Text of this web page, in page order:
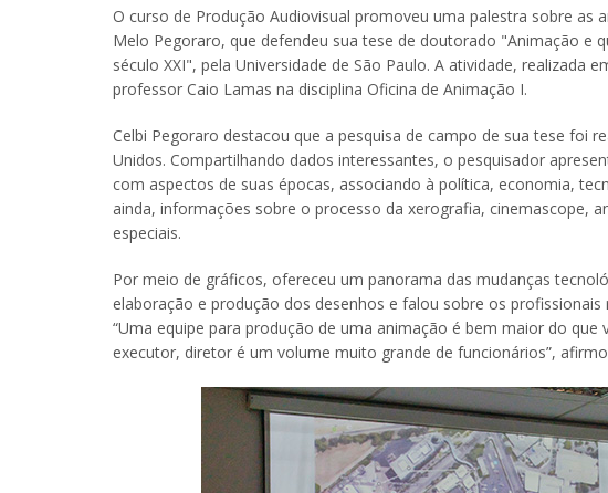
O curso de Produção Audiovisual promoveu uma palestra sobre as
Melo Pegoraro, que defendeu sua tese de doutorado "Animação e
século XXI", pela Universidade de São Paulo. A atividade, realizada
professor Caio Lamas na disciplina Oficina de Animação I.
Celbi Pegoraro destacou que a pesquisa de campo de sua tese foi
Unidos. Compartilhando dados interessantes, o pesquisador
com aspectos de suas épocas, associando à política, economia,
ainda, informações sobre o processo da xerografia, cinemascope,
especiais.
Por meio de gráficos, ofereceu um panorama das mudanças
elaboração e produção dos desenhos e falou sobre os
“Uma equipe para produção de uma animação é bem maior do que
executor, diretor é um volume muito grande de funcionários”,